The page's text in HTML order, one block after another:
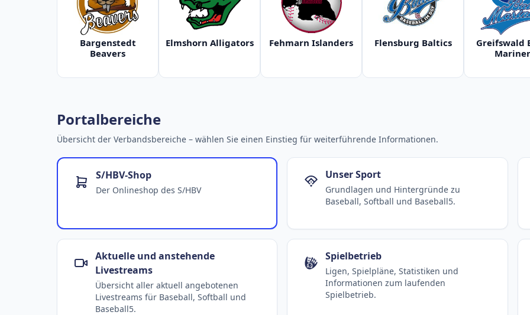
Bargenstedt
Beavers
Elmshorn Alligators Fehmarn Islanders Flensburg Baltics
Greifswald
Portalbereiche
Übersicht der Verbandsbereiche – wählen Sie einen Einstieg für weiterführende Informationen.
S/HBV-Shop
Der Onlineshop des S/HBV
Unser Sport
Grundlagen und Hintergründe zu
Baseball, Softball und Baseball5.
Aktuelle und anstehende
Livestreams
Übersicht aller aktuell angebotenen
Livestreams für Baseball, Softball und
Baseball5.
Spielbetrieb
Ligen, Spielpläne, Statistiken und
Informationen zum laufenden
Spielbetrieb.